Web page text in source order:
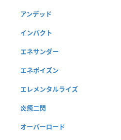
アンデッド
インパクト
エネサンダー
エネポイズン
エレメンタルライズ
炎癒二閃
オーバーロード